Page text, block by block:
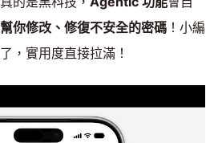
幫你修改、修復不安全的密碼 ！小編
，實用度直接拉滿！